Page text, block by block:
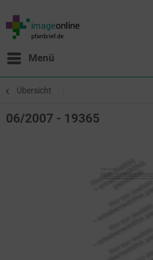
Menü
Übersicht
06/2007 - 19365